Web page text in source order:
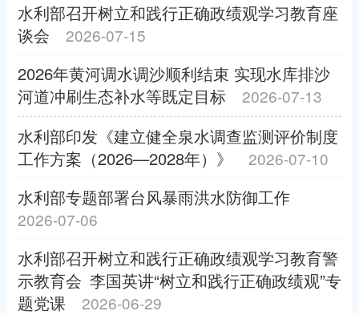
水利部召开树立和践行正确政绩观学习教育座
谈会
2026-07-15
2026年黄河调水调沙顺利结束 实现水库排沙
河道冲刷生态补水等既定目标
2026-07-13
水利部印发《建立健全泉水调查监测评价制度
工作方案（2026—2028年）》
2026-07-10
水利部专题部署台风暴雨洪水防御工作
2026-07-06
水利部召开树立和践行正确政绩观学习教育警
示教育会 李国英讲“树立和践行正确政绩观”专
题党课
2026-06-29